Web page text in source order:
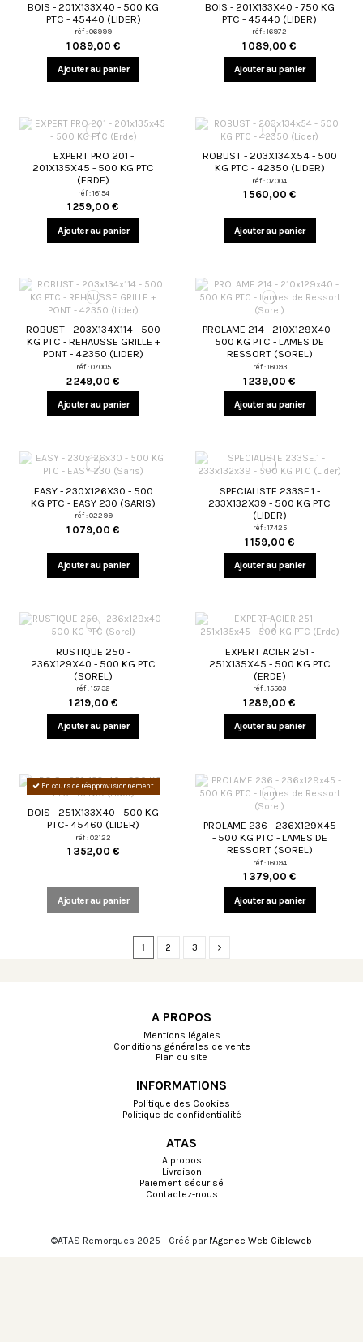
BOIS - 201X133X40 - 500 KG
PTC - 45440 (LIDER)
réf : 06999
1 089,00 €
Ajouter au panier
BOIS - 201X133X40 - 750 KG
PTC - 45440 (LIDER)
réf : 16972
1 089,00 €
Ajouter au panier
EXPERT PRO 201 -
201X135X45 - 500 KG PTC
(ERDE)
réf : 16154
1 259,00 €
Ajouter au panier
ROBUST - 203X134X54 - 500
KG PTC - 42350 (LIDER)
réf : 07004
1 560,00 €
Ajouter au panier
ROBUST - 203X134X114 - 500
KG PTC - REHAUSSE GRILLE +
PONT - 42350 (LIDER)
réf : 07005
2 249,00 €
Ajouter au panier
PROLAME 214 - 210X129X40 -
500 KG PTC - LAMES DE
RESSORT (SOREL)
réf : 16093
1 239,00 €
Ajouter au panier
EASY - 230X126X30 - 500
KG PTC - EASY 230 (SARIS)
réf : 02299
1 079,00 €
Ajouter au panier
SPECIALISTE 233SE.1 -
233X132X39 - 500 KG PTC
(LIDER)
réf : 17425
1 159,00 €
Ajouter au panier
RUSTIQUE 250 -
236X129X40 - 500 KG PTC
(SOREL)
réf : 15732
1 219,00 €
Ajouter au panier
EXPERT ACIER 251 -
251X135X45 - 500 KG PTC
(ERDE)
réf : 15503
1 289,00 €
Ajouter au panier
En cours de réapprovisionnement
BOIS - 251X133X40 - 500 KG
PTC- 45460 (LIDER)
réf : 02122
1 352,00 €
Ajouter au panier
PROLAME 236 - 236X129X45
- 500 KG PTC - LAMES DE
RESSORT (SOREL)
réf : 16094
1 379,00 €
Ajouter au panier
1 2 3
A PROPOS
Mentions légales
Conditions générales de vente
Plan du site
INFORMATIONS
Politique des Cookies
Politique de confidentialité
ATAS
A propos
Livraison
Paiement sécurisé
Contactez-nous
©ATAS Remorques 2025 - Créé par l'Agence Web Cibleweb